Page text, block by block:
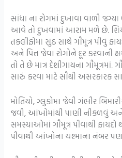
સાંધા ના રોગમાં દુખાવા વાળી
આવે તો દુખવામાં આરામ મળે છે.
તકલીફોમાં સુંઠ સાથે ગૌમૂત્ર પીવું
અને પિત્ત જેવા રોગોને દૂર કરવાની
તો તે છે માત્ર દેશીગાયના ગૌમૂત્રમાં.
સારું કરવા માટે સૌથી અસરકારક
મોતિયો, ગ્લુકોમા જેવી ગંભીર
જવી, આંખોમાંથી પાણી નીકળવું
સમસ્યાઓમાં ગૌમૂત્ર પીવાથી ફાયદો
પીવાથી આંખોના ચશ્માના નંબર